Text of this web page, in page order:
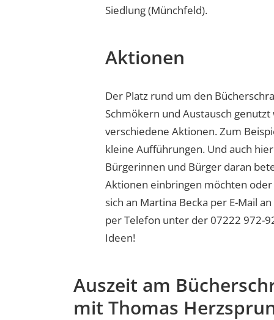
Siedlung (Münchfeld).
Aktionen
Der Platz rund um den
Schmökern und Austausch
verschiedene Aktionen. Zum
kleine Aufführungen. Und auch
Bürgerinnen und Bürger daran
Aktionen einbringen möchten
sich an Martina Becka per E-Mail
per Telefon unter der 07222 972-
Ideen!
Auszeit am
mit Thomas